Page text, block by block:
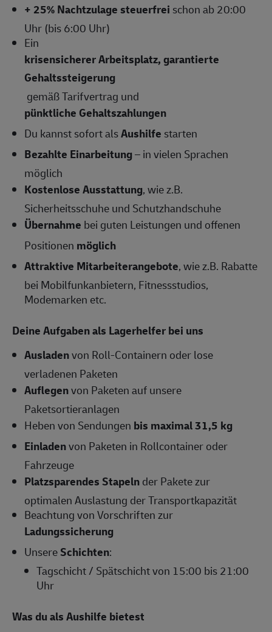
+ 25% Nachtzulage steuerfrei schon ab 20:00
Uhr (bis 6:00 Uhr)
Ein
krisensicherer Arbeitsplatz, garantierte
Gehaltssteigerung
gemäß Tarifvertrag und
pünktliche Gehaltszahlungen
Du kannst sofort alsAushilfe starten
Bezahlte Einarbeitung– in vielen Sprachen
möglich
Kostenlose Ausstattung, wie z.B.
Sicherheitsschuhe und Schutzhandschuhe
Übernahme bei guten Leistungen und offenen
Positionen möglich
Attraktive Mitarbeiterangebote, wie z.B. Rabatte
bei Mobilfunkanbietern, Fitnessstudios,
Modemarken etc.
Deine Aufgaben als Lagerhelfer bei uns
Ausladenvon Roll-Containern oder lose
verladenen Paketen
Auflegenvon Paketen auf unsere
Paketsortieranlagen
Heben von Sendungen bis maximal 31,5 kg
Einladenvon Paketen in Rollcontainer oder
Fahrzeuge
Platzsparendes Stapelnder Pakete zur
optimalen Auslastung der Transportkapazität
Beachtung von Vorschriften zur
Ladungssicherung
UnsereSchichten:
Tagschicht / Spätschicht von 15:00 bis 21:00
Uhr
Was du als Aushilfe bietest